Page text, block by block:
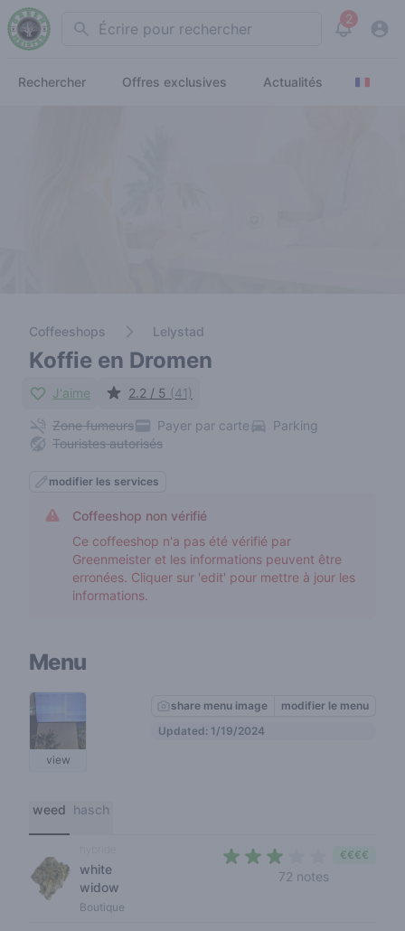
Search 2
View
Rechercher Offres exclusives Actualités
Coffeeshops Lelystad
Koffie en Dromen
J'aime 2.2 / 5 (41)
Zone fumeurs Payer par carte
Parking
Touristes autorisés
modifier les services
Coffeeshop non vérifié
Ce coffeeshop n'a pas été vérifié par
Greenmeister et les informations peuvent être
erronées. Cliquer sur 'edit' pour mettre à jour les
informations.
Menu
view
share menu image
modifier le menu
Updated: 1/19/2024
weed hasch
white
widow
Boutique
72 notes
€€€€